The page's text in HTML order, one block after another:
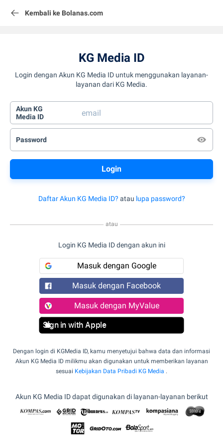
Kembali ke Bolanas.com
KG Media ID
Login dengan Akun KG Media ID untuk menggunakan layanan-
layanan dari KG Media.
Akun KG
Media ID
Password
Daftar Akun KG Media ID? atau lupa password?
atau
Login KG Media ID dengan akun ini
Masuk dengan Google
Masuk dengan Facebook
Masuk dengan MyValue
Sign in with Apple
Dengan login di KGMedia ID, kamu menyetujui bahwa data dan informasi
Akun KG Media ID milikmu akan digunakan untuk memberikan layanan
sesuai Kebijakan Data Pribadi KG Media .
Akun KG Media ID dapat digunakan di layanan-layanan berikut